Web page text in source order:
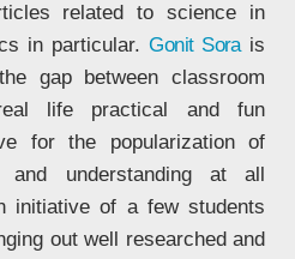
related to science in
in particular.Gonit Sorais
gap between classroom
life practical and fun
for the popularization of
and understanding at all
of a few students
out well researched and